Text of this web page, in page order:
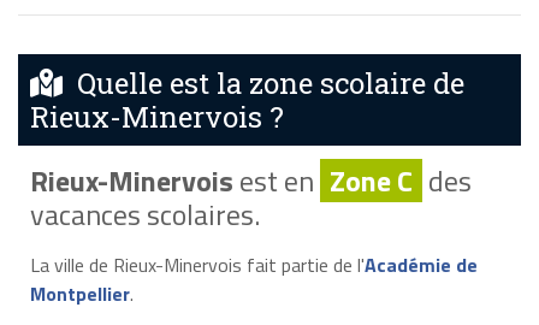
Quelle est la zone scolaire de
Rieux-Minervois ?
Rieux-Minervoisest en Zone C des
vacances scolaires.
La ville de Rieux-Minervois fait partie de l'Académie de
Montpellier.